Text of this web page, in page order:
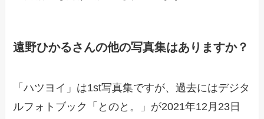
遠野ひかるさんの他の写真集はありますか？
「ハツヨイ」は1st写真集ですが、過去にはデジタ
ルフォトブック「とのと。」が2021年12月23日